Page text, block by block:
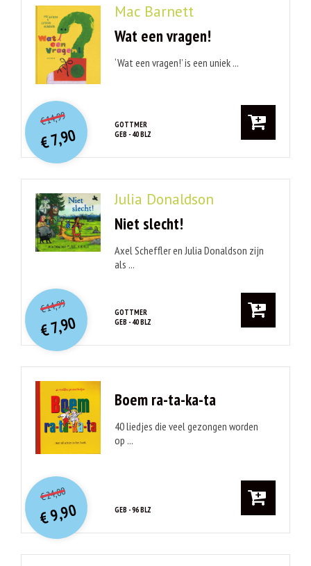
Mac Barnett
Wat een vragen!
‘Wat een vragen!’ is een uniek ...
GOTTMER
GEB - 40 BLZ
€14,99O
orspr
onkelijke
prijs
was:
€ 14,99.
€7,90
Huidige
prijs
is:
€ 7,90.
Julia Donaldson
Niet slecht!
Axel Scheffler en Julia Donaldson zijn
als ...
GOTTMER
GEB - 40 BLZ
€14,99O
orspr
onkelijke
prijs
was:
€ 14,99.
€7,90
Huidige
prijs
is:
€ 7,90.
Boem ra-ta-ka-ta
40 liedjes die veel gezongen worden
op ...
GEB - 96 BLZ
€24,00O
orspr
onkelijke
prijs
was:
€ 24,00.
€9,90
Huidige
prijs
is:
€ 9,90.